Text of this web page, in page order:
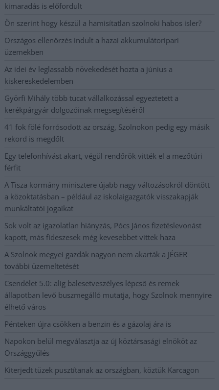
kimaradás is előfordult
Ön szerint hogy készül a hamisítatlan szolnoki habos isler?
Országos ellenőrzés indult a hazai akkumulátoripari
üzemekben
Az idei év leglassabb növekedését hozta a június a
kiskereskedelemben
Györfi Mihály több tucat vállalkozással egyeztetett a
kerékpárgyár dolgozóinak megsegítéséről
41 fok fölé forrósodott az ország, Szolnokon pedig egy másik
rekord is megdőlt
Egy telefonhívást akart, végül rendőrök vitték el a mezőtúri
férfit
A Tisza kormány minisztere újabb nagy változásokról döntött
a közoktatásban – például az iskolaigazgatók visszakapják
munkáltatói jogaikat
Sok volt az igazolatlan hiányzás, Pócs János fizetéslevonást
kapott, más fideszesek még kevesebbet vittek haza
A Szolnok megyei gazdák nagyon nem akarták a JÉGER
további üzemeltetését
Csendélet 5.0: alig balesetveszélyes lépcső és remek
állapotban levő buszmegálló mutatja, hogy Szolnok mennyire
élhető város
Pénteken újra csökken a benzin és a gázolaj ára is
Napokon belül megválasztja az új köztársasági elnököt az
Országgyűlés
Kiterjedt tüzek pusztítanak az országban, köztük Karcagon